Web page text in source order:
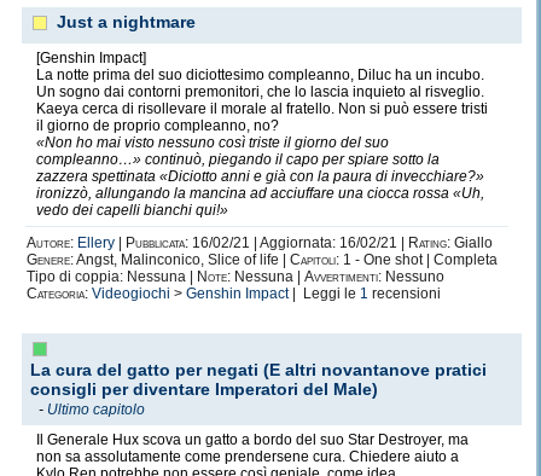
Just a nightmare
[Genshin Impact]
La notte prima del suo diciottesimo compleanno, Diluc ha un incubo.
Un sogno dai contorni premonitori, che lo lascia inquieto al risveglio.
Kaeya cerca di risollevare il morale al fratello. Non si può essere tristi
il giorno de proprio compleanno, no?
«Non ho mai visto nessuno così triste il giorno del suo
compleanno…» continuò, piegando il capo per spiare sotto la
zazzera spettinata «Diciotto anni e già con la paura di invecchiare?»
ironizzò, allungando la mancina ad acciuffare una ciocca rossa «Uh,
vedo dei capelli bianchi qui!»
Autore: Ellery Pubblicata: 16/02/21 | Aggiornata: 16/02/21 | Rating: Giallo
Genere:Angst, Malinconico, Slice of life | Capitoli: 1 - One shot | Completa
Tipo di coppia: Nessuna |
Note: Nessuna | Avvertimenti: Nessuno
Categoria: Videogiochi > Genshin Impact| Leggi le 1 recensioni
La cura del gatto per negati (E altri novantanove pratici
consigli per diventare Imperatori del Male)
- Ultimo capitolo
Il Generale Hux scova un gatto a bordo del suo Star Destroyer, ma
non sa assolutamente come prendersene cura. Chiedere aiuto a